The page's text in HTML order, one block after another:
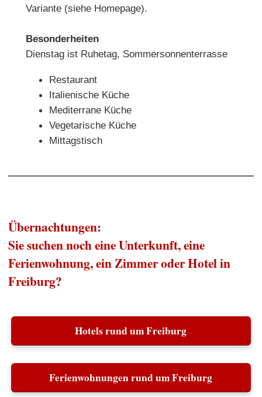
Variante (siehe Homepage).
Besonderheiten
Dienstag ist Ruhetag, Sommersonnenterrasse
Restaurant
Italienische Küche
Mediterrane Küche
Vegetarische Küche
Mittagstisch
Übernachtungen:
Sie suchen noch eine Unterkunft, eine
Ferienwohnung, ein Zimmer oder Hotel in
Freiburg?
Hotels rund um Freiburg
Ferienwohnungen rund um Freiburg